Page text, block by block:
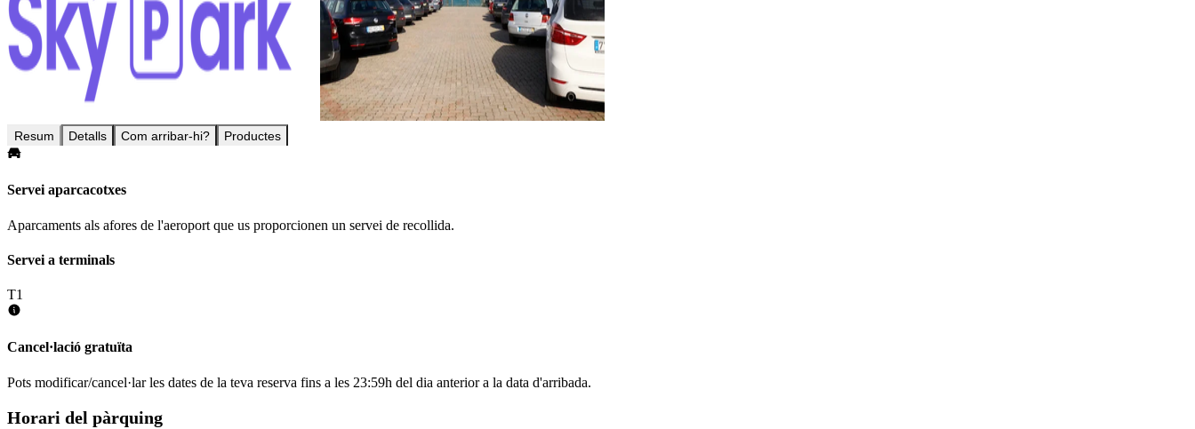
Resum Detalls Com arribar-hi? Productes
Servei aparcacotxes
Aparcaments als afores de l'aeroport que us proporcionen un servei de recollida.
Servei a terminals
T1
Cancel·lació gratuïta
Pots modificar/cancel·lar les dates de la teva reserva fins a les 23:59h del dia anterior a la data d'arribada.
Horari del pàrquing